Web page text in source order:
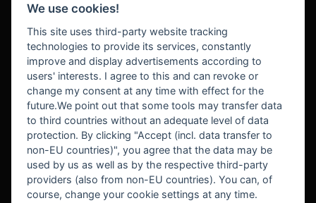
BEKANNT AUS
We use cookies!
This site uses third-party website tracking
technologies to provide its services, constantly
improve and display advertisements according to
users' interests. I agree to this and can revoke or
change my consent at any time with effect for the
future.We point out that some tools may transfer data
to third countries without an adequate level of data
protection. By clicking "Accept (incl. data transfer to
non-EU countries)", you agree that the data may be
used by us as well as by the respective third-party
providers (also from non-EU countries). You can, of
course, change your cookie settings at any time.